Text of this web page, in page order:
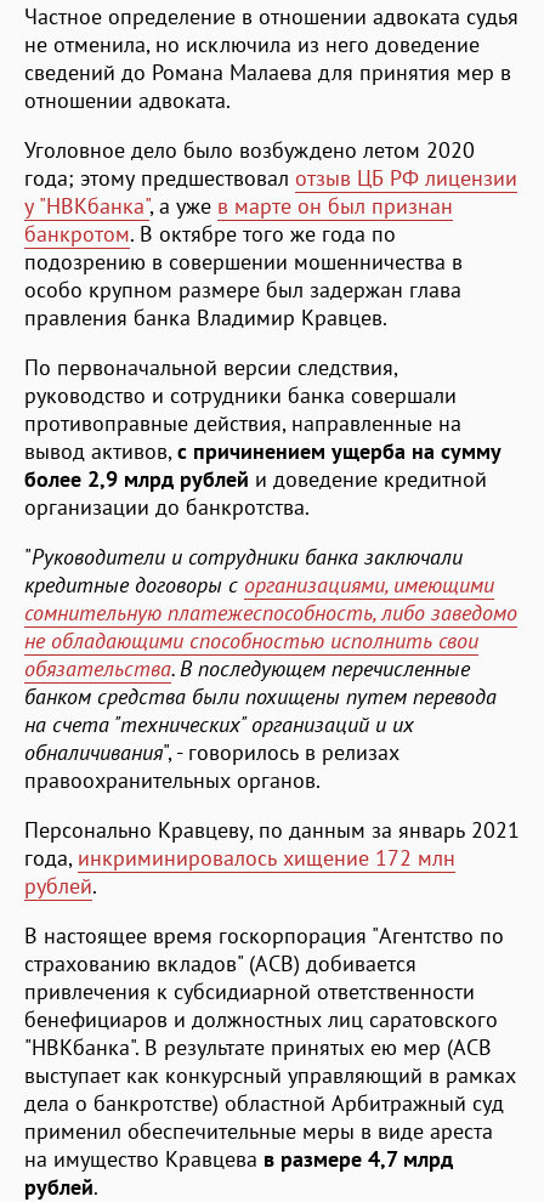
Частное определение в отношении адвоката судья
не отменила, но исключила из него доведение
сведений до Романа Малаева для принятия мер в
отношении адвоката.
Уголовное дело было возбуждено летом 2020
года; этому предшествовал отзыв ЦБ РФ лицензии
у "НВКбанка", а уже в марте он был признан
банкротом. В октябре того же года по
подозрению в совершении мошенничества в
особо крупном размере был задержан глава
правления банка Владимир Кравцев.
По первоначальной версии следствия,
руководство и сотрудники банка совершали
противоправные действия, направленные на
вывод активов, с причинением ущерба на сумму
более 2,9 млрд рублей и доведение кредитной
организации до банкротства.
"Руководители и сотрудники банка заключали
кредитные договоры с организациями, имеющими
сомнительную платежеспособность, либо заведомо
не обладающими способностью исполнить свои
обязательства. В последующем перечисленные
банком средства были похищены путем перевода
на счета "технических" организаций и их
обналичивания", - говорилось в релизах
правоохранительных органов.
Персонально Кравцеву, по данным за январь 2021
года, инкриминировалось хищение 172 млн
рублей.
В настоящее время госкорпорация "Агентство по
страхованию вкладов" (АСВ) добивается
привлечения к субсидиарной ответственности
бенефициаров и должностных лиц саратовского
"НВКбанка". В результате принятых ею мер (АСВ
выступает как конкурсный управляющий в рамках
дела о банкротстве) областной Арбитражный суд
применил обеспечительные меры в виде ареста
на имущество Кравцева в размере 4,7 млрд
рублей.